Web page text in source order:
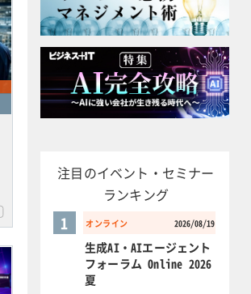
注目のイベント・セミナー
ランキング
オンライン 2026/08/19
1
生成AI・AIエージェント
フォーラム Online 2026
夏